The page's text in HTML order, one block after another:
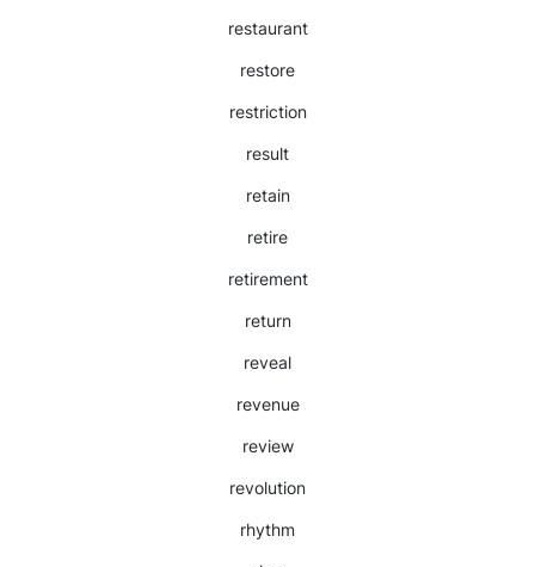
restaurant
restore
restriction
result
retain
retire
retirement
return
reveal
revenue
review
revolution
rhythm